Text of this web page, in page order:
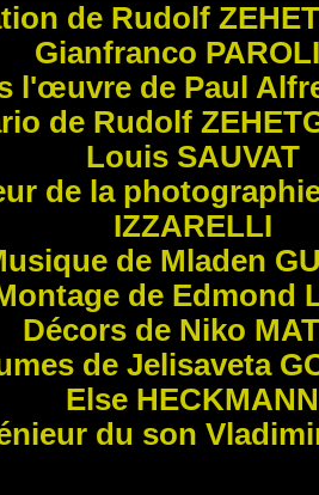
de Rudolf
Gianfranco
l'œuvre de Paul
de Rudolf
Louis SAUVAT
ur de la
IZZARELLI
de Mladen
de Edmond
Décors de Niko
de Jelisaveta
Else HECKMANN
du son